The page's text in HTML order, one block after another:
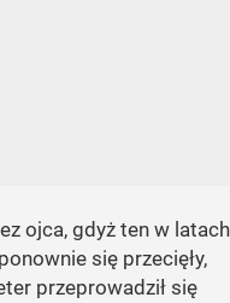
ojca, gdyż ten w latach
się przecięły,
przeprowadził się